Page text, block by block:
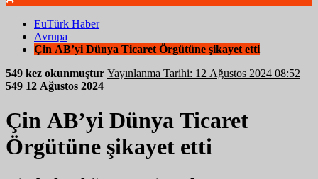
EuTürk Haber
Avrupa
Çin AB’yi Dünya Ticaret Örgütüne şikayet etti
549 kez okunmuştur
Yayınlanma Tarihi: 12 Ağustos 2024 08:52
549 12 Ağustos 2024
Çin AB’yi Dünya Ticaret
Örgütüne şikayet etti